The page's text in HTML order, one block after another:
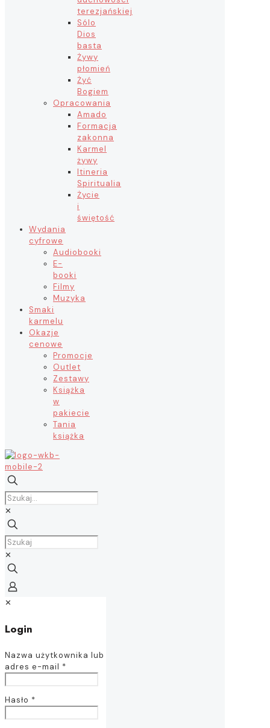
terezjańskiej
Sólo
Dios
basta
Żywy
płomień
Żyć
Bogiem
Opracowania
Amado
Formacja
zakonna
Karmel
żywy
Itineria
Spiritualia
Życie
i
świętość
Wydania
cyfrowe
Audiobooki
E-
booki
Filmy
Muzyka
Smaki
karmelu
Okazje
cenowe
Promocje
Outlet
Zestawy
Książka
w
pakiecie
Tania
książka
✕
✕
✕
Login
Nazwa użytkownika lub
adres e-mail *
Hasło *